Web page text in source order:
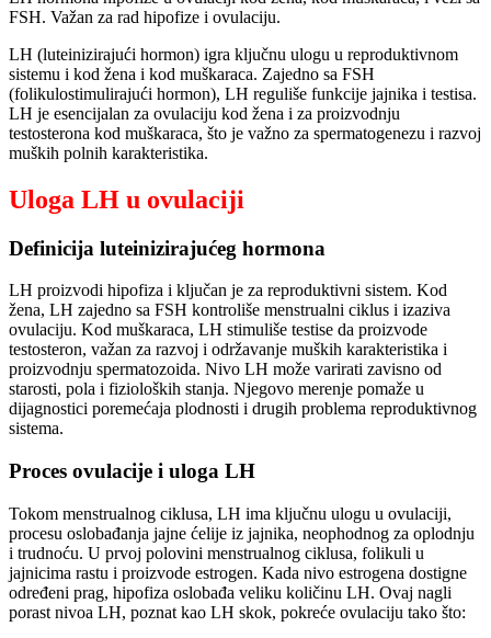
FSH. Važan za rad hipofize i ovulaciju.
LH (luteinizirajući hormon) igra ključnu ulogu u reproduktivnom
sistemu i kod žena i kod muškaraca. Zajedno sa FSH
(folikulostimulirajući hormon), LH reguliše funkcije jajnika i testisa.
LH je esencijalan za ovulaciju kod žena i za proizvodnju
testosterona kod muškaraca, što je važno za spermatogenezu i razvoj
muških polnih karakteristika.
Uloga LH u ovulaciji
Definicija luteinizirajućeg hormona
LH proizvodi hipofiza i ključan je za reproduktivni sistem. Kod
žena, LH zajedno sa FSH kontroliše menstrualni ciklus i izaziva
ovulaciju. Kod muškaraca, LH stimuliše testise da proizvode
testosteron, važan za razvoj i održavanje muških karakteristika i
proizvodnju spermatozoida. Nivo LH može varirati zavisno od
starosti, pola i fizioloških stanja. Njegovo merenje pomaže u
dijagnostici poremećaja plodnosti i drugih problema reproduktivnog
sistema.
Proces ovulacije i uloga LH
Tokom menstrualnog ciklusa, LH ima ključnu ulogu u ovulaciji,
procesu oslobađanja jajne ćelije iz jajnika, neophodnog za oplodnju
i trudnoću. U prvoj polovini menstrualnog ciklusa, folikuli u
jajnicima rastu i proizvode estrogen. Kada nivo estrogena dostigne
određeni prag, hipofiza oslobađa veliku količinu LH. Ovaj nagli
porast nivoa LH, poznat kao LH skok, pokreće ovulaciju tako što: